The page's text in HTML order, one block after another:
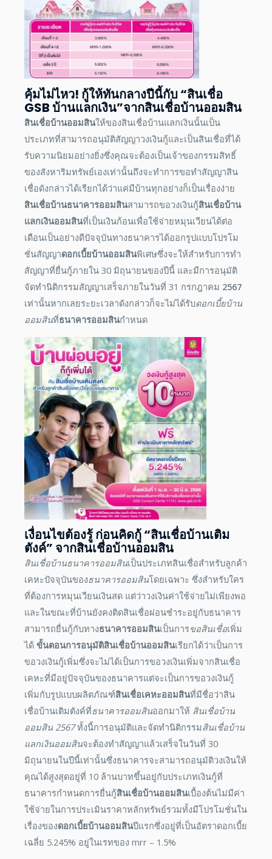
คุ้มไม่ไหว! กู้ให้ทันกลางปีนี้กับ “สินเชื่อ
GSB บ้านแลกเงิน”จากสินเชื่อบ้านออมสิน
สินเชื่อบ้านออมสินให้ของสินเชื่อบ้านแลกเงินนั้นเป็น
ประเภทที่สามารถอนุมัติสัญญาวงเงินกู้และเป็นสินเชื่อที่ได้
รับความนิยมอย่างยิ่งซึ่งคุณจะต้องเป็นเจ้าของกรรมสิทธิ์
ของสังหาริมทรัพย์เองเท่านั้นถึงจะทำการขอทำสัญญาสิน
เชื่อดังกล่าวได้เรียกได้ว่าแค่มีบ้านทุกอย่างก็เป็นเรื่องง่าย
สินเชื่อบ้านธนาคารออมสินสามารถขอวงเงินกู้สินเชื่อบ้าน
แลกเงินออมสินที่เป็นเงินก้อนเพื่อใช้จ่ายหมุนเวียนได้ต่อ
เดือนเป็นอย่างดีปัจจุบันทางธนาคารได้ออกรูปแบบโปรโม
ชั่นสัญญาดอกเบี้ยบ้านออมสินพิเศษซึ่งจะให้สำหรับการทำ
สัญญาที่ยื่นกู้ภายใน 30 มิถุนายนของปีนี้ และมีการอนุมัติ
จัดทำนิติกรรมสัญญาเสร็จภายในวันที่ 31 กรกฎาคม 2567
เท่านั้นหากเลยระยะเวลาดังกล่าวก็จะไม่ได้รับดอกเบี้ยบ้าน
ออมสินที่ธนาคารออมสินกำหนด
เงื่อนไขต้องรู้ ก่อนคิดกู้ “สินเชื่อบ้านเติม
ตังค์” จากสินเชื่อบ้านออมสิน
สินเชื่อบ้านธนาคารออมสินเป็นประเภทสินเชื่อสำหรับลูกค้า
เคหะปัจจุบันของธนาคารออมสินโดยเฉพาะ ซึ่งสำหรับใคร
ที่ต้องการหมุนเวียนเงินสด แต่ว่าวงเงินค่าใช้จ่ายไม่เพียงพอ
และในขณะที่บ้านยังคงติดสินเชื่อผ่อนชำระอยู่กับธนาคาร
สามารถยื่นกู้กับทางธนาคารออมสินเป็นการขอสินเชื่อเพิ่ม
ได้ ขั้นตอนการอนุมัติสินเชื่อบ้านออมสินเรียกได้ว่าเป็นการ
ขอวงเงินกู้เพิ่มซึ่งจะไม่ได้เป็นการขอวงเงินเพิ่มจากสินเชื่อ
เคหะที่มีอยู่ปัจจุบันของธนาคารแต่จะเป็นการขอวงเงินกู้
เพิ่มกับรูปแบบผลิตภัณฑ์สินเชื่อเคหะออมสินที่มีชื่อว่าสิน
เชื่อบ้านเติมตังค์ที่ธนาคารออมสินออกมาให้ สินเชื่อบ้าน
ออมสิน 2567ทั้งนี้การอนุมัติและจัดทำนิติกรรมสินเชื่อบ้าน
แลกเงินออมสินจะต้องทำสัญญาแล้วเสร็จในวันที่ 30
มิถุนายนในปีนี้เท่านั้นซึ่งธนาคารจะสามารถอนุมัติวงเงินให้
คุณได้สูงสุดอยู่ที่ 10 ล้านบาทขึ้นอยู่กับประเภทเงินกู้ที่
ธนาคารกำหนดการยื่นกู้สินเชื่อบ้านออมสินเบื้องต้นไม่มีค่า
ใช้จ่ายในการประเมินราคาหลักทรัพย์รวมทั้งมีโปรโมชั่นใน
เรื่องของดอกเบี้ยบ้านออมสินปีแรกซึ่งอยู่ที่เป็นอัตราดอกเบี้ย
เฉลี่ย 5.245% อยู่ในเรทของ mrr – 1.5%